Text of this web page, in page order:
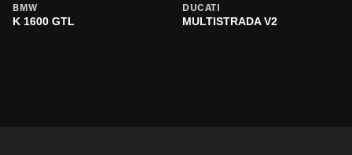
BMW
K 1600 GTL
DUCATI
MULTISTRADA V2